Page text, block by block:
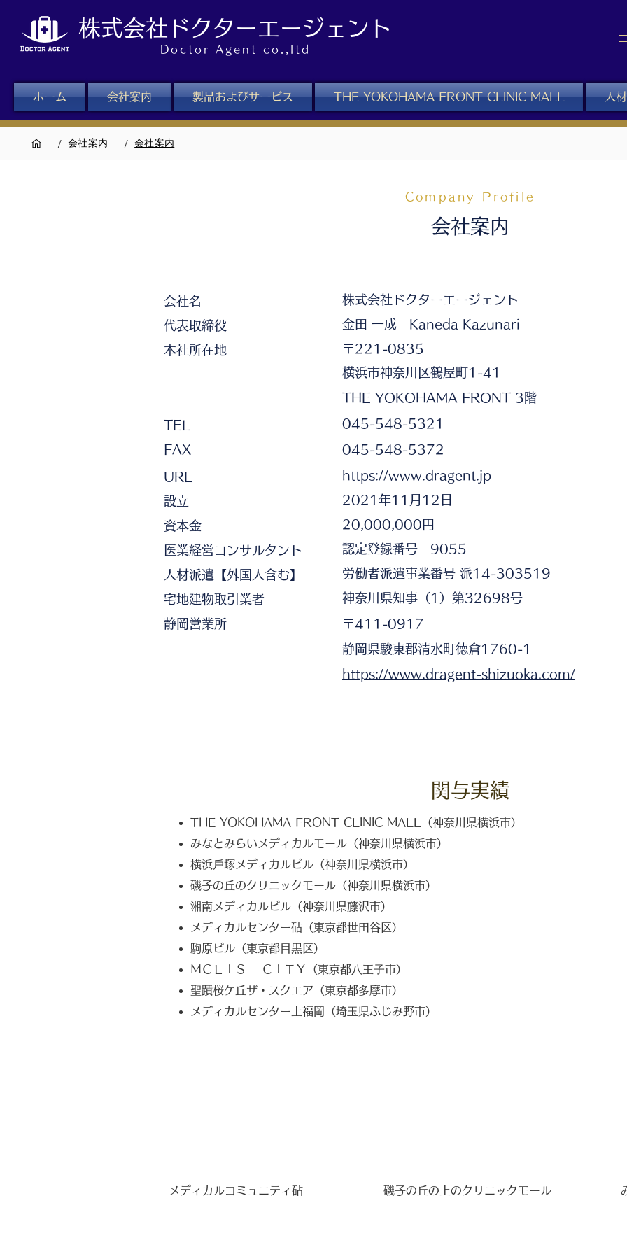
株式会社ドクターエージェント
Doctor Agent co.,ltd
ホーム 会社案内 製品およびサービス THE YOKOHAMA FRONT CLINIC MALL 人
/ 会社案内 / 会社案内
Company Profile
会社案内
会社名 株式会社ドクターエージェント
代表取締役 金田 一成 Kaneda Kazunari
本社所在地
〒221-0835
横浜市神奈川区鶴屋町1-41
THE YOKOHAMA FRONT 3階
TEL 045-548-5321
FAX 045-548-5372
URL https://www.dragent.jp
設立 2021年11月12日
資本金 20,000,000円
医業経営コンサルタント 認定登録番号 9055
人材派遣【外国人含む】 労働者派遣事業番号 派14-303519
宅地建物取引業者 神奈川県知事（1）第32698号
静岡営業所
〒411-0917
静岡県駿東郡清水町徳倉1760-1
https://www.dragent-shizuoka.com/
関与実績
THE YOKOHAMA FRONT CLINIC MALL（神奈川県横浜市）
みなとみらいメディカルモール（神奈川県横浜市）
横浜⼾塚メディカルビル（神奈川県横浜市）
磯子の丘のクリニックモール（神奈川県横浜市）
湘南メディカルビル（神奈川県藤沢市）
メディカルセンター砧（東京都世田谷区）
駒原ビル（東京都目黒区）
ＭＣＬＩＳ ＣＩＴＹ（東京都⼋王⼦市）
聖蹟桜ケ丘ザ・スクエア（東京都多摩市）
メディカルセンター上福岡（埼⽟県ふじみ野市）
メディカルコミュニティ砧 磯子の丘の上のクリニックモール